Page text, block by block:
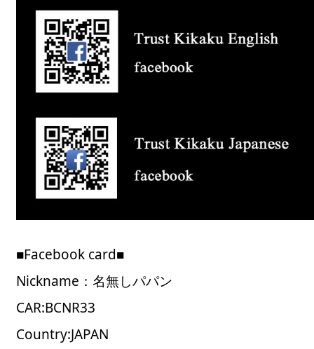
■Facebook card■
Nickname：名無しパパン
CAR:BCNR33
Country:JAPAN